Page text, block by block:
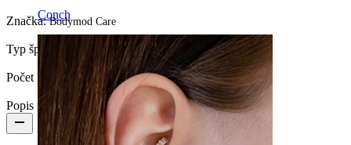
Conch
Značka:Bodymod Care
Typ šperku:
Počet kusů: 100
Popis